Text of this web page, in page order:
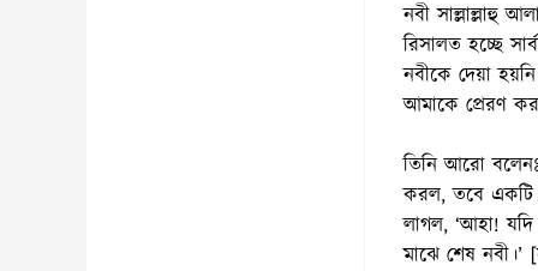
নবী সাল্লাল্লাহু
রিসালত হচ্ছে
নবীকে দেয়া
আমাকে প্রেরণ
তিনি আরো
করল, তবে একটি
লাগল, ‘আহা!
মাঝে শেষ